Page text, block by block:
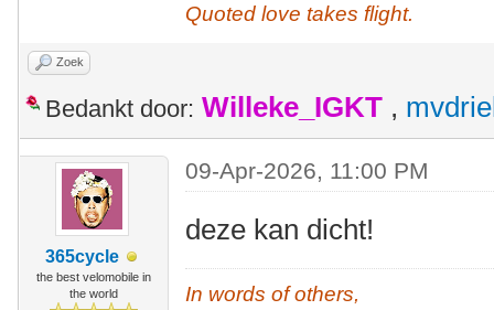
Quoted love takes flight.
Zoek
Bedankt door: Willeke_IGKT ,
365cycle
the best velomobile in
the world
09-Apr-2026, 11:00 PM
deze kan dicht!
In words of others,